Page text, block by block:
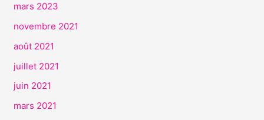
mars 2023
novembre 2021
août 2021
juillet 2021
juin 2021
mars 2021